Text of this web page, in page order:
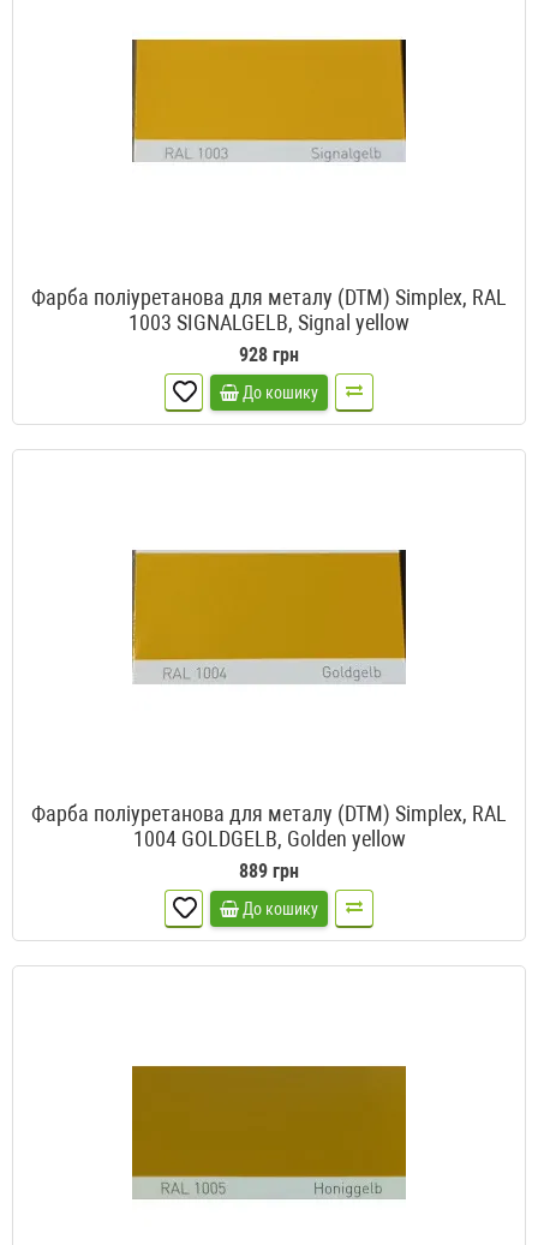
Фарба поліуретанова для металу (DTM) Simplex, RAL
1003 SIGNALGELB, Signal yellow
928 грн
До кошику
Фарба поліуретанова для металу (DTM) Simplex, RAL
1004 GOLDGELB, Golden yellow
889 грн
До кошику